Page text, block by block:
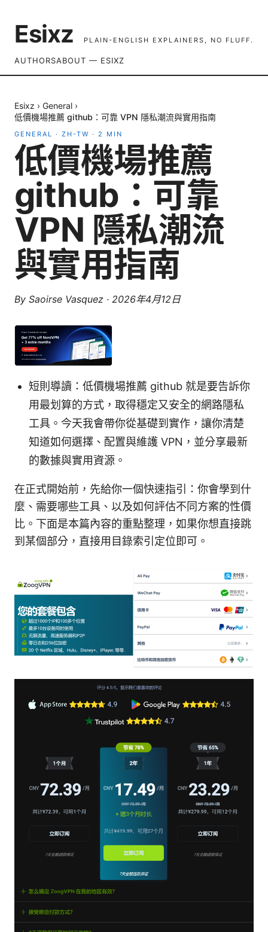
Esixz PLAIN-ENGLISH EXPLAINERS, NO FLUFF.
AUTHORSABOUT — ESIXZ
Esixz › General ›
低價機場推薦 github：可靠 VPN 隱私潮流與實用指南
GENERAL · ZH-TW · 2 MIN
低價機場推薦
github：可靠
VPN 隱私潮流
與實用指南
By Saoirse Vasquez · 2026年4月12日
短則導讀：低價機場推薦 github 就是要告訴你
用最划算的方式，取得穩定又安全的網路隱私
工具。今天我會帶你從基礎到實作，讓你清楚
知道如何選擇、配置與維護 VPN，並分享最新
的數據與實用資源。
在正式開始前，先給你一個快速指引：你會學到什
麼、需要哪些工具、以及如何評估不同方案的性價
比。下面是本篇內容的重點整理，如果你想直接跳
到某個部分，直接用目錄索引定位即可。